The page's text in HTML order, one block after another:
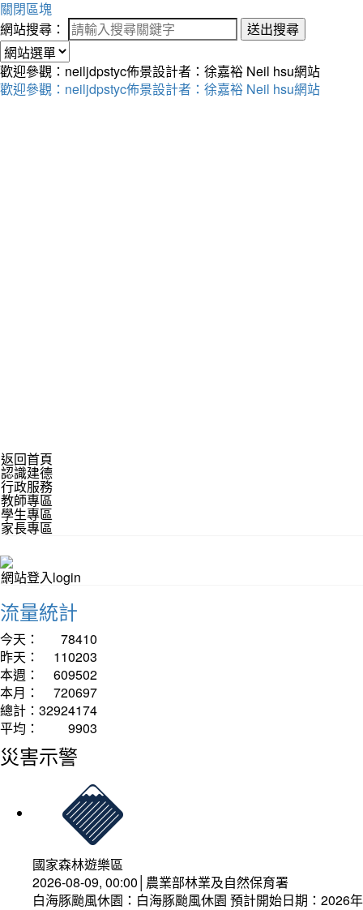
關閉區塊
網站搜尋：
送出搜尋
歡迎參觀：neiljdpstyc佈景設計者：徐嘉裕 Neil hsu網站
歡迎參觀：neiljdpstyc佈景設計者：徐嘉裕 Neil hsu網站
返回首頁
認識建德
行政服務
教師專區
學生專區
家長專區
網站登入login
流量統計
今天：
78410
昨天：
110203
本週：
609502
本月：
720697
總計： 32924174
平均：
9903
災害示警
國家森林遊樂區
2026-08-09, 00:00│農業部林業及自然保育署
白海豚颱風休園：白海豚颱風休園 預計開始日期：2026